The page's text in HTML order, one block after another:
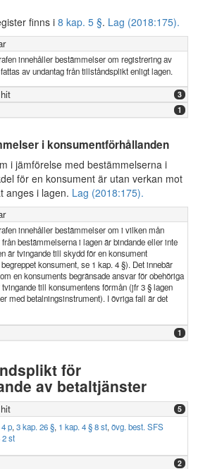
finns i 8 kap. 5 §. Lag (2018:175).
innehåller bestämmelser om registrering av
av undantag från tillståndsplikt enligt lagen.
3
1
i konsumentförhållanden
i jämförelse med bestämmelserna i
för en konsument är utan verkan mot
anges i lagen. Lag (2018:175).
innehåller bestämmelser om i vilken mån
bestämmelserna i lagen är bindande eller inte
är tvingande till skydd för en konsument
konsument, se 1 kap. 4 §). Det innebär
en konsuments begränsade ansvar för obehöriga
till konsumentens förmån (jfr 3 § lagen
med betalningsinstrument). I övriga fall är det
1
för
av betaltjänster
5
p, 3 kap. 26 §, 1 kap. 4 § 8 st, övg. best. SFS
2 st
2